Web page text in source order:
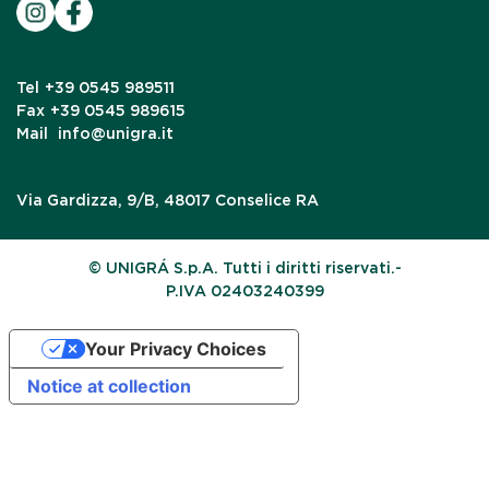
Tel
+39 0545 989511
Fax +39 0545 989615
Mail
info@unigra.it
Via Gardizza, 9/B, 48017 Conselice RA
© UNIGRÁ S.p.A. Tutti i diritti riservati.-
P.IVA 02403240399
Notice at collection
Your Privacy Choices